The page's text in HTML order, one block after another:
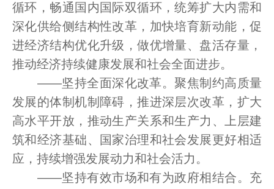
循环，畅通国内国际双循环，统筹扩大内需和
深化供给侧结构性改革，加快培育新动能，促
进经济结构优化升级，做优增量、盘活存量，
推动经济持续健康发展和社会全面进步。
——坚持全面深化改革。聚焦制约高质量
发展的体制机制障碍，推进深层次改革，扩大
高水平开放，推动生产关系和生产力、上层建
筑和经济基础、国家治理和社会发展更好相适
应，持续增强发展动力和社会活力。
——坚持有效市场和有为政府相结合。充